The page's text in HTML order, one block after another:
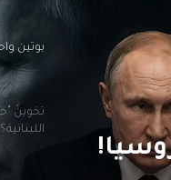
تَخوينُ
اللبنانية؟
سقوطُ
هل